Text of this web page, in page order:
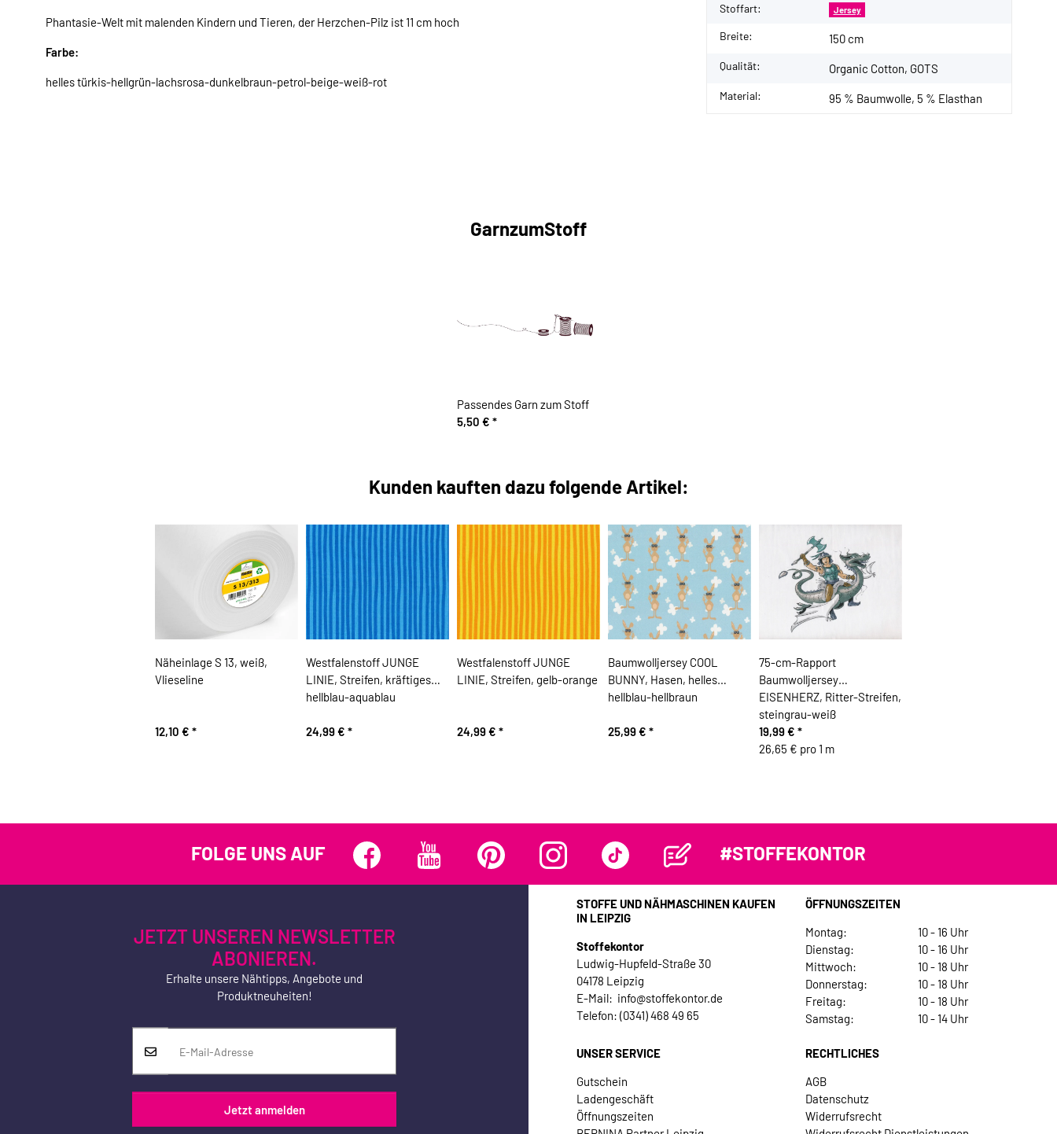
Phantasie-Welt mit malenden Kindern und Tieren, der Herzchen-Pilz ist 11 cm hoch
Farbe:
helles türkis-hellgrün-lachsrosa-dunkelbraun-petrol-beige-weiß-rot
Stoffart: Jersey
Breite: 150 cm
Qualität: Organic Cotton, GOTS
Material: 95 % Baumwolle, 5 % Elasthan
GarnzumStoff
Passendes Garn zum Stoff
5,50 € *
Kunden kauften dazu folgende Artikel:
Näheinlage S 13, weiß,
Vlieseline
12,10 € *
Westfalenstoff JUNGE
LINIE, Streifen, kräftiges
hellblau-aquablau
24,99 € *
Westfalenstoff JUNGE
LINIE, Streifen, gelb-orange
24,99 € *
Baumwolljersey COOL
BUNNY, Hasen, helles
hellblau-hellbraun
25,99 € *
75-cm-Rapport
Baumwolljersey
EISENHERZ, Ritter-Streifen,
steingrau-weiß
19,99 € *
26,65 € pro 1 m
FOLGE UNS AUF #STOFFEKONTOR
JETZT UNSEREN NEWSLETTER
ABONIEREN.
Erhalte unsere Nähtipps, Angebote und
Produktneuheiten!
Jetzt anmelden
STOFFE UND NÄHMASCHINEN KAUFEN
IN LEIPZIG
Stoffekontor
Ludwig-Hupfeld-Straße 30
04178 Leipzig
E-Mail: info@stoffekontor.de
Telefon: (0341) 468 49 65
ÖFFNUNGSZEITEN
Montag:
10 - 16 Uhr
Dienstag:
10 - 16 Uhr
Mittwoch:
10 - 18 Uhr
Donnerstag:
10 - 18 Uhr
Freitag:
10 - 18 Uhr
Samstag:
10 - 14 Uhr
UNSER SERVICE
Gutschein
Ladengeschäft
Öffnungszeiten
RECHTLICHES
AGB
Datenschutz
Widerrufsrecht